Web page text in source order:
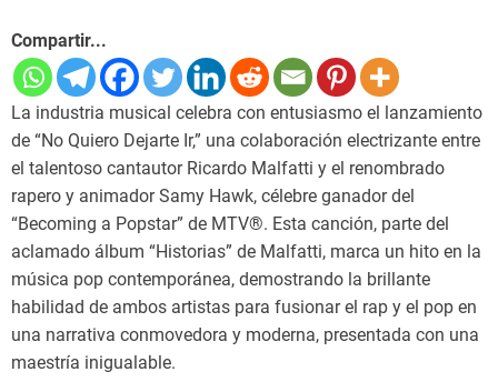
Compartir...
La industria musical celebra con entusiasmo el lanzamiento
de “No Quiero Dejarte Ir,” una colaboración electrizante entre
el talentoso cantautor Ricardo Malfatti y el renombrado
rapero y animador Samy Hawk, célebre ganador del
“Becoming a Popstar” de MTV®. Esta canción, parte del
aclamado álbum “Historias” de Malfatti, marca un hito en la
música pop contemporánea, demostrando la brillante
habilidad de ambos artistas para fusionar el rap y el pop en
una narrativa conmovedora y moderna, presentada con una
maestría inigualable.